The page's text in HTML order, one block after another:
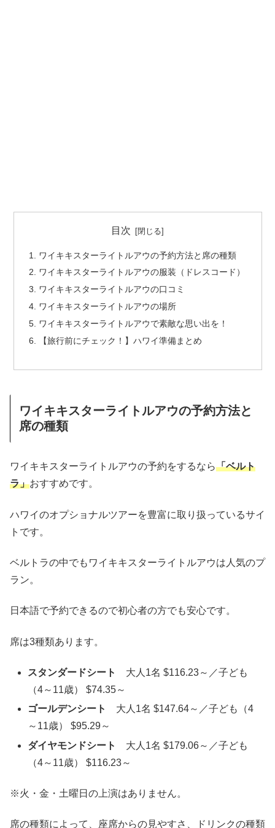
目次
ワイキキスターライトルアウの予約方法と席の種類
ワイキキスターライトルアウの服装（ドレスコード）
ワイキキスターライトルアウの口コミ
ワイキキスターライトルアウの場所
ワイキキスターライトルアウで素敵な思い出を！
【旅行前にチェック！】ハワイ準備まとめ
ワイキキスターライトルアウの予約方法と
席の種類
ワイキキスターライトルアウの予約をするなら「ベルト
ラ」おすすめです。
ハワイのオプショナルツアーを豊富に取り扱っているサイ
トです。
ベルトラの中でもワイキキスターライトルアウは人気のプ
ラン。
日本語で予約できるので初心者の方でも安心です。
席は3種類あります。
スタンダードシート
大人1名 $116.23～／子ども
（4～11歳） $74.35～
ゴールデンシート
大人1名 $147.64～／子ども（4
～11歳） $95.29～
ダイヤモンドシート
大人1名 $179.06～／子ども
（4～11歳） $116.23～
※火・金・土曜日の上演はありません。
席の種類によって、座席からの見やすさ、ドリンクの種類